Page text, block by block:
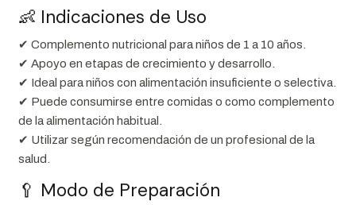
👶 Indicaciones de Uso
✔ Complemento nutricional para niños de 1 a 10 años.
✔ Apoyo en etapas de crecimiento y desarrollo.
✔ Ideal para niños con alimentación insuficiente o selectiva.
✔ Puede consumirse entre comidas o como complemento
de la alimentación habitual.
✔ Utilizar según recomendación de un profesional de la
salud.
🥄 Modo de Preparación